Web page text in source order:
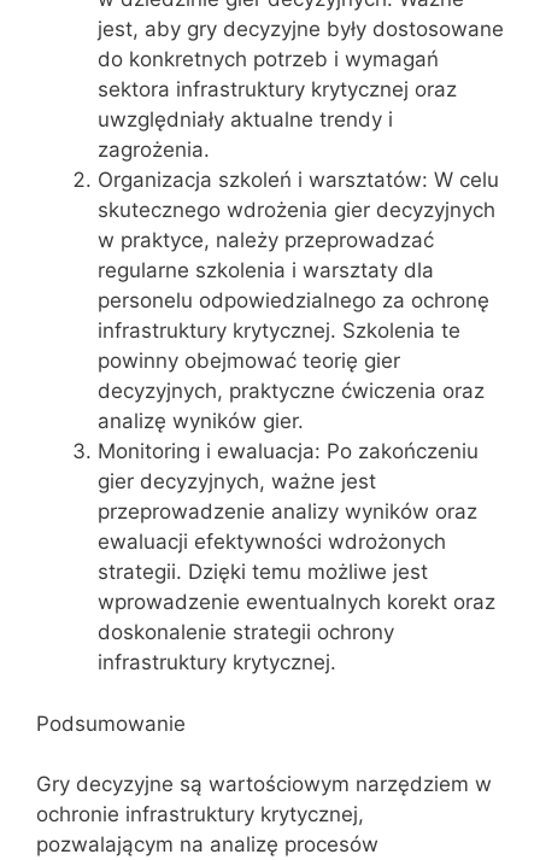
jest, aby gry decyzyjne były dostosowane
do konkretnych potrzeb i wymagań
sektora infrastruktury krytycznej oraz
uwzględniały aktualne trendy i
zagrożenia.
Organizacja szkoleń i warsztatów: W celu
skutecznego wdrożenia gier decyzyjnych
w praktyce, należy przeprowadzać
regularne szkolenia i warsztaty dla
personelu odpowiedzialnego za ochronę
infrastruktury krytycznej. Szkolenia te
powinny obejmować teorię gier
decyzyjnych, praktyczne ćwiczenia oraz
analizę wyników gier.
Monitoring i ewaluacja: Po zakończeniu
gier decyzyjnych, ważne jest
przeprowadzenie analizy wyników oraz
ewaluacji efektywności wdrożonych
strategii. Dzięki temu możliwe jest
wprowadzenie ewentualnych korekt oraz
doskonalenie strategii ochrony
infrastruktury krytycznej.
Podsumowanie
Gry decyzyjne są wartościowym narzędziem w
ochronie infrastruktury krytycznej,
pozwalającym na analizę procesów